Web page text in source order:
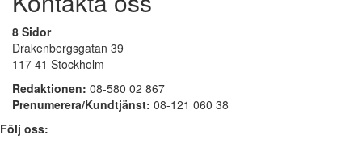
8 Sidor
Drakenbergsgatan 39
117 41 Stockholm
Redaktionen: 08-580 02 867
Prenumerera/Kundtjänst: 08-121 060 38
Följ oss: